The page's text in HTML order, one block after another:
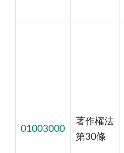
01003000
著作權法
第30條